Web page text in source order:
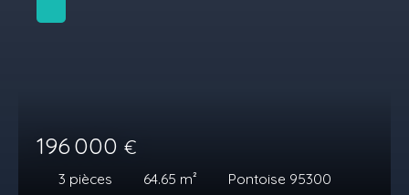
196 000 €
3 pièces 64.65 m² Pontoise 95300